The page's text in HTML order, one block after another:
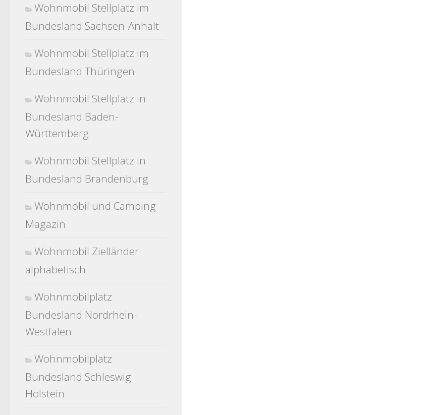
Wohnmobil Stellplatz im
Bundesland Sachsen-Anhalt
Wohnmobil Stellplatz im
Bundesland Thüringen
Wohnmobil Stellplatz in
Bundesland Baden-
Württemberg
Wohnmobil Stellplatz in
Bundesland Brandenburg
Wohnmobil und Camping
Magazin
Wohnmobil Zielländer
alphabetisch
Wohnmobilplatz
Bundesland Nordrhein-
Westfalen
Wohnmobilplatz
Bundesland Schleswig
Holstein